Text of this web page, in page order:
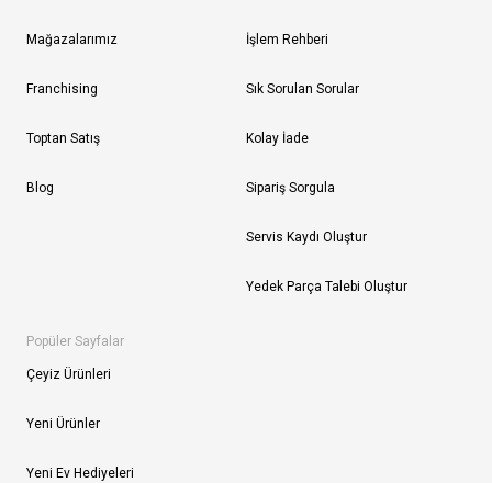
Mağazalarımız
Franchising
Toptan Satış
Blog
İşlem Rehberi
Sık Sorulan Sorular
Kolay İade
Sipariş Sorgula
Servis Kaydı Oluştur
Yedek Parça Talebi Oluştur
Popüler Sayfalar
Çeyiz Ürünleri
Yeni Ürünler
Yeni Ev Hediyeleri